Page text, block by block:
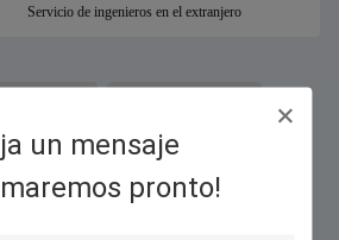
un mensaje
pronto!
Servicio de ingenieros en el extranjero